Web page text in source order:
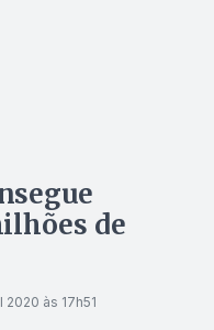
de
2020 às 17h51